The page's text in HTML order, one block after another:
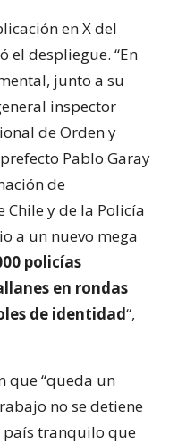
en X del
el despliegue. “En
junto a su
inspector
de Orden y
Pablo Garay
de
y de la Policía
a un nuevo mega
policías
en rondas
de identidad“,
que “queda un
no se detiene
país tranquilo que